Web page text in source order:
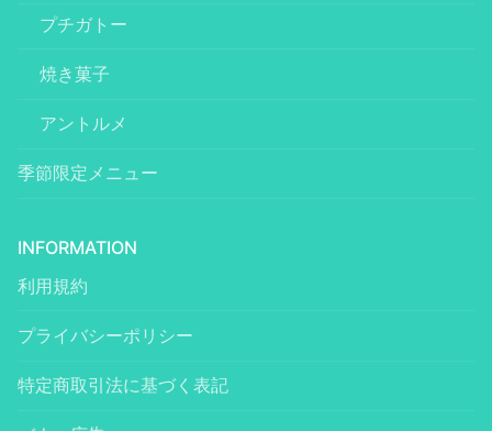
プチガトー
焼き菓子
アントルメ
季節限定メニュー
INFORMATION
利用規約
プライバシーポリシー
特定商取引法に基づく表記